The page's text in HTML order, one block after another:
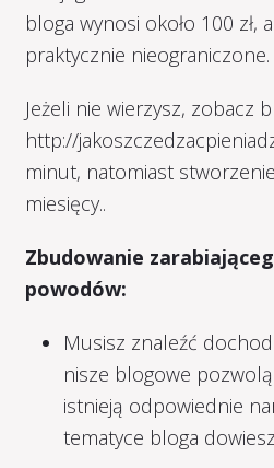
bloga wynosi około 100 zł,
praktycznie nieograniczone.
Jeżeli nie wierzysz, zobacz
http://
minut, natomiast
miesięcy..
Zbudowanie
powodów:
Musisz znaleźć
nisze blogowe
istnieją odpowiednie
tematyce bloga